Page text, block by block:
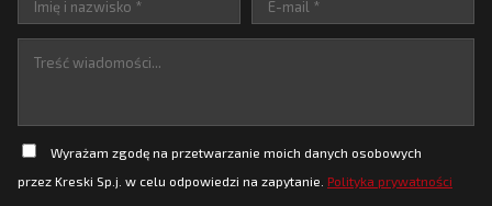
Wyrażam zgodę na przetwarzanie moich danych osobowych
przez Kreski Sp.j. w celu odpowiedzi na zapytanie. Polityka prywatności